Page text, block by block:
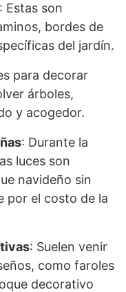
: Estas son
bordes de
del jardín.
para decorar
árboles,
y acogedor.
: Durante la
luces son
navideño sin
por el costo de la
: Suelen venir
como faroles
decorativo